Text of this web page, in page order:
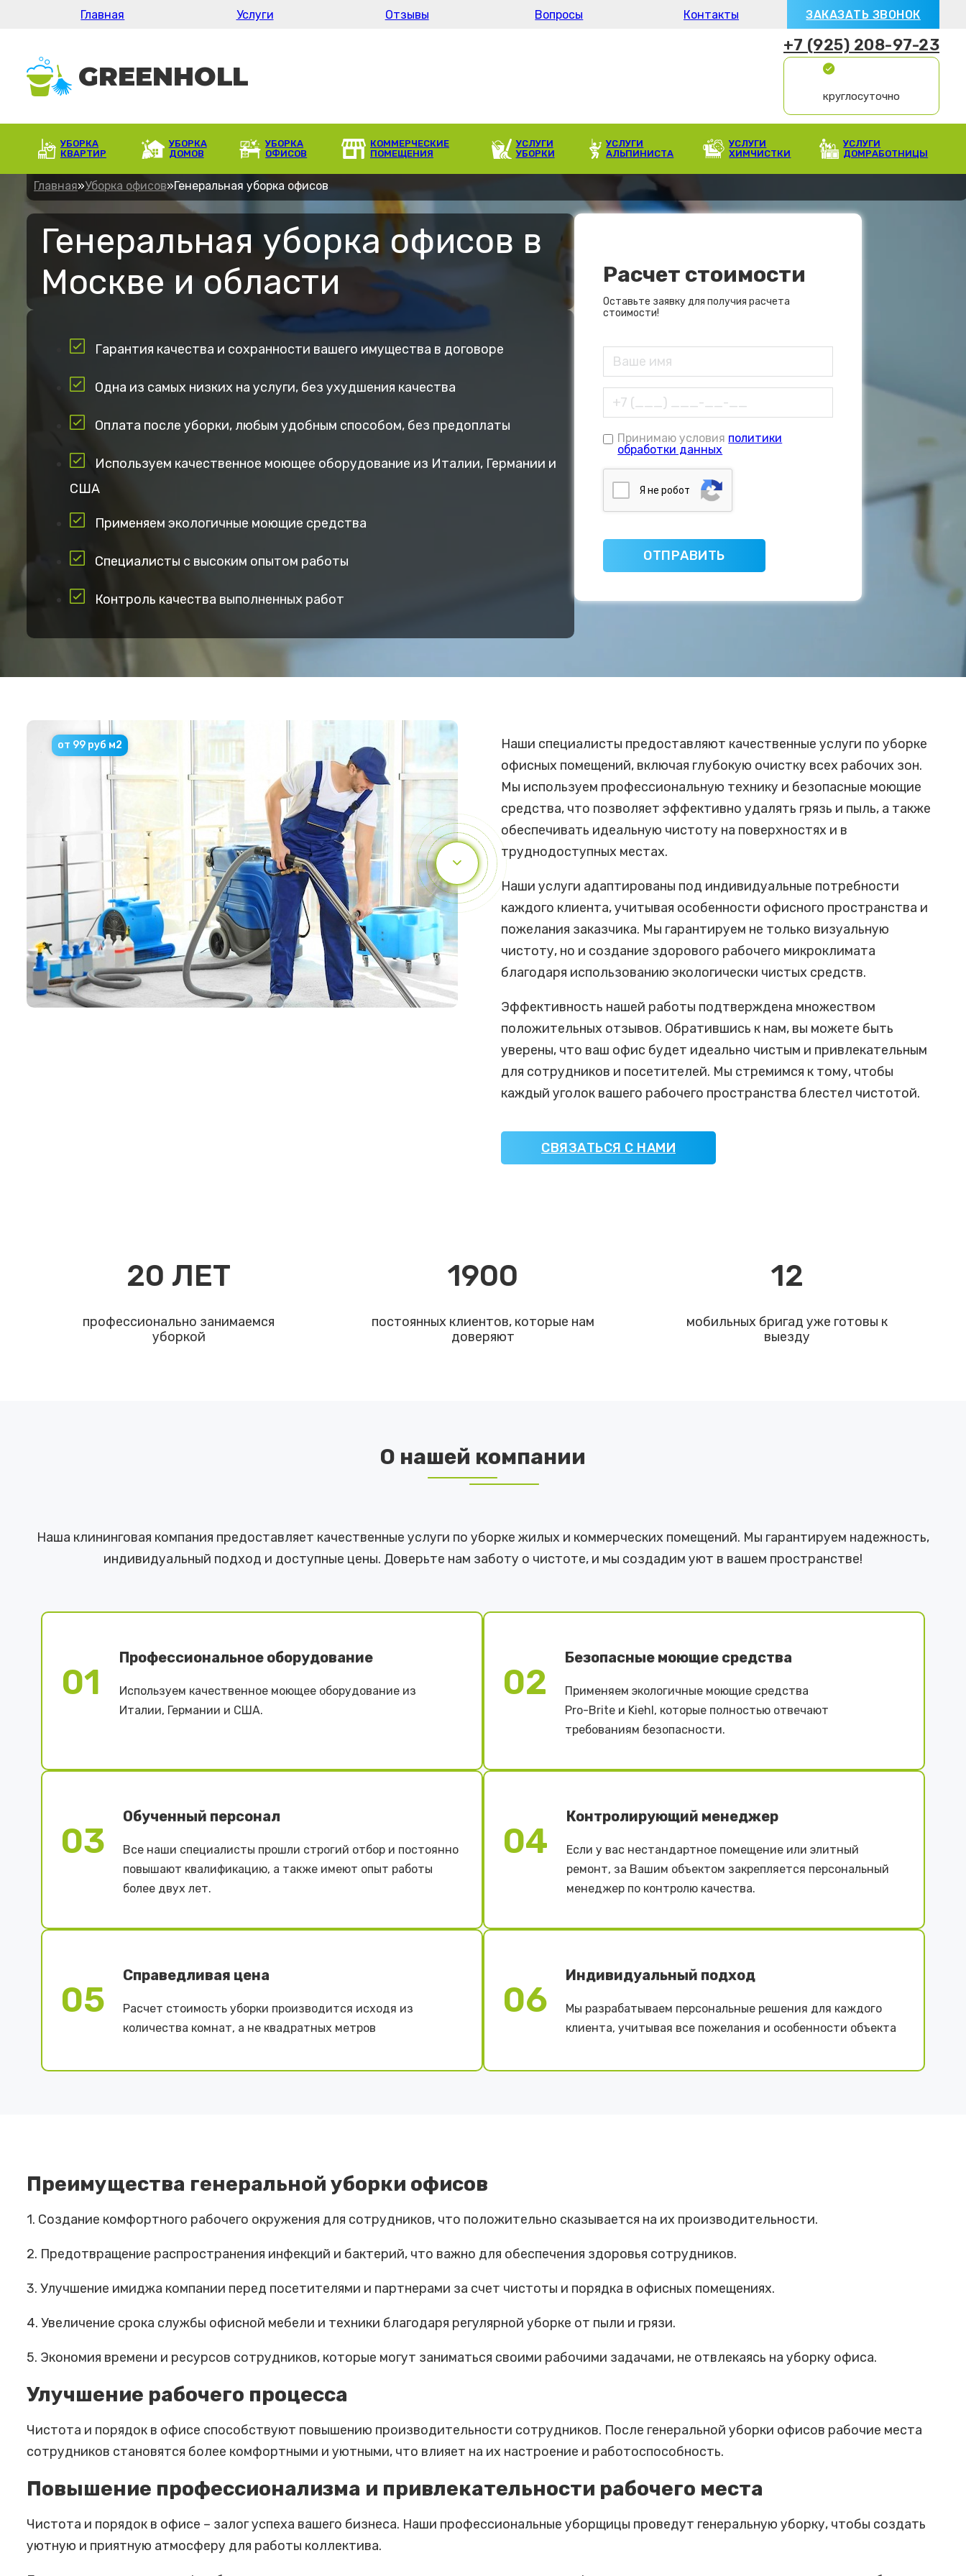
Главная Услуги Отзывы Вопросы Контакты ЗАКАЗАТЬ ЗВОНОК
+7 (925) 208-97-23
круглосуточно
УБОРКА
КВАРТИР
УБОРКА
ДОМОВ
УБОРКА
ОФИСОВ
КОММЕРЧЕСКИЕ
ПОМЕЩЕНИЯ
УСЛУГИ
УБОРКИ
УСЛУГИ
АЛЬПИНИСТА
УСЛУГИ
ХИМЧИСТКИ
УСЛУГИ
ДОМРАБОТНИЦЫ
Главная»Уборка офисов»Генеральная уборка офисов
Генеральная уборка офисов в
Москве и области
Гарантия качества и сохранности вашего имущества в договоре
Одна из самых низких на услуги, без ухудшения качества
Оплата после уборки, любым удобным способом, без предоплаты
Используем качественное моющее оборудование из Италии, Германии и
США
Применяем экологичные моющие средства
Специалисты с высоким опытом работы
Контроль качества выполненных работ
Расчет стоимости
Оставьте заявку для получия расчета
стоимости!
Принимаю условия политики
обработки данных
Я нe poбoт
от 99 руб м2
Наши специалисты предоставляют качественные услуги по уборке
офисных помещений, включая глубокую очистку всех рабочих зон.
Мы используем профессиональную технику и безопасные моющие
средства, что позволяет эффективно удалять грязь и пыль, а также
обеспечивать идеальную чистоту на поверхностях и в
труднодоступных местах.
Наши услуги адаптированы под индивидуальные потребности
каждого клиента, учитывая особенности офисного пространства и
пожелания заказчика. Мы гарантируем не только визуальную
чистоту, но и создание здорового рабочего микроклимата
благодаря использованию экологически чистых средств.
Эффективность нашей работы подтверждена множеством
положительных отзывов. Обратившись к нам, вы можете быть
уверены, что ваш офис будет идеально чистым и привлекательным
для сотрудников и посетителей. Мы стремимся к тому, чтобы
каждый уголок вашего рабочего пространства блестел чистотой.
СВЯЗАТЬСЯ С НАМИ
20 ЛЕТ
профессионально занимаемся
уборкой
1900
постоянных клиентов, которые нам
доверяют
12
мобильных бригад уже готовы к
выезду
О нашей компании
Наша клининговая компания предоставляет качественные услуги по уборке жилых и коммерческих помещений. Мы гарантируем надежность,
индивидуальный подход и доступные цены. Доверьте нам заботу о чистоте, и мы создадим уют в вашем пространстве!
01
Профессиональное оборудование
Используем качественное моющее оборудование из
Италии, Германии и США.
02
Безопасные моющие средства
Применяем экологичные моющие средства
Pro-Brite и Kiehl, которые полностью отвечают
требованиям безопасности.
03
Обученный персонал
Все наши специалисты прошли строгий отбор и постоянно
повышают квалификацию, а также имеют опыт работы
более двух лет.
04
Контролирующий менеджер
Если у вас нестандартное помещение или элитный
ремонт, за Вашим объектом закрепляется персональный
менеджер по контролю качества.
05
Справедливая цена
Расчет стоимость уборки производится исходя из
количества комнат, а не квадратных метров
06
Индивидуальный подход
Мы разрабатываем персональные решения для каждого
клиента, учитывая все пожелания и особенности объекта
Преимущества генеральной уборки офисов
1. Создание комфортного рабочего окружения для сотрудников, что положительно сказывается на их производительности.
2. Предотвращение распространения инфекций и бактерий, что важно для обеспечения здоровья сотрудников.
3. Улучшение имиджа компании перед посетителями и партнерами за счет чистоты и порядка в офисных помещениях.
4. Увеличение срока службы офисной мебели и техники благодаря регулярной уборке от пыли и грязи.
5. Экономия времени и ресурсов сотрудников, которые могут заниматься своими рабочими задачами, не отвлекаясь на уборку офиса.
Улучшение рабочего процесса
Чистота и порядок в офисе способствуют повышению производительности сотрудников. После генеральной уборки офисов рабочие места
сотрудников становятся более комфортными и уютными, что влияет на их настроение и работоспособность.
Повышение профессионализма и привлекательности рабочего места
Чистота и порядок в офисе – залог успеха вашего бизнеса. Наши профессиональные уборщицы проведут генеральную уборку, чтобы создать
уютную и приятную атмосферу для работы коллектива.